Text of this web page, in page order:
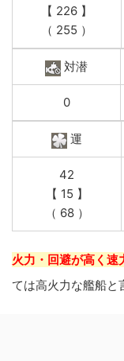
【 226 】
（ 255 ）
対潜
0
運
42
【 15 】
（ 68 ）
火力・回避が高く速
ては高火力な艦船と